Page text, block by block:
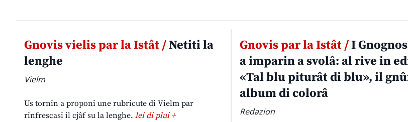
Gnovis vielis par la Istât /Netiti la
lenghe
Vielm
Us tornin a proponi une rubricute di Vielm par
rinfrescasi il cjâf su la lenghe. lei di plui +
Gnovis par la Istât /I
a imparin a svolâ: al rive in
«Tal blu piturât di blu», il
album di colorâ
Redazion